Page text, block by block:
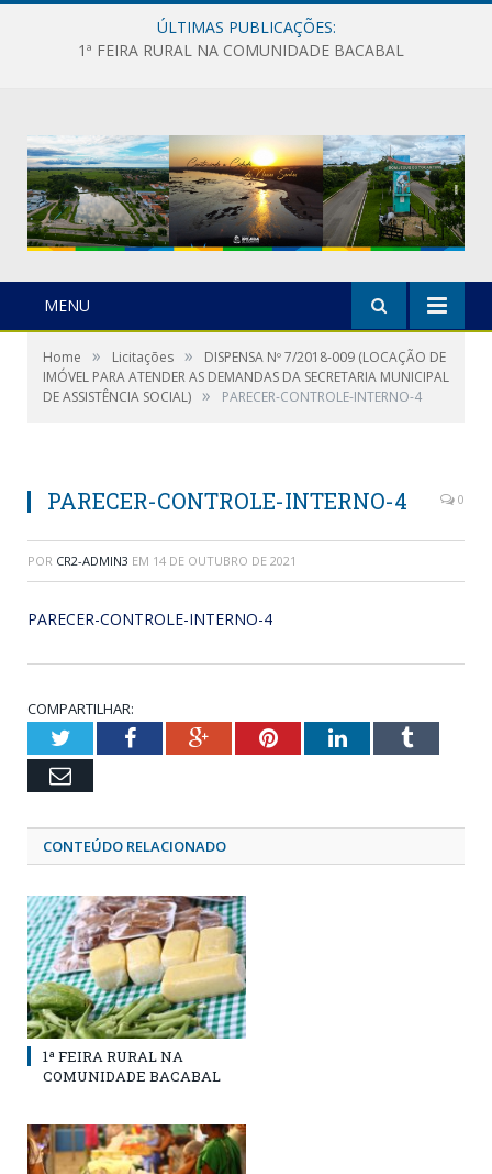
ÚLTIMAS PUBLICAÇÕES:
1ª FEIRA RURAL NA COMUNIDADE BACABAL
MENU
Home » Licitações »
DISPENSA Nº 7/2018-009 (LOCAÇÃO DE
IMÓVEL PARA ATENDER AS DEMANDAS DA SECRETARIA MUNICIPAL
DE ASSISTÊNCIA SOCIAL) » PARECER-CONTROLE-INTERNO-4
PARECER-CONTROLE-INTERNO-4 0
POR CR2-ADMIN3 EM 14 DE OUTUBRO DE 2021
PARECER-CONTROLE-INTERNO-4
COMPARTILHAR:
TwitterFacebookGoogle+PinterestLinkedInTumblr
Email
CONTEÚDO RELACIONADO
1ª FEIRA RURAL NA
COMUNIDADE BACABAL